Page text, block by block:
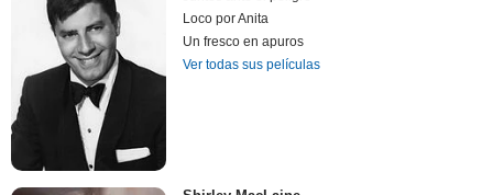
Loco por Anita
Un fresco en apuros
Ver todas sus películas